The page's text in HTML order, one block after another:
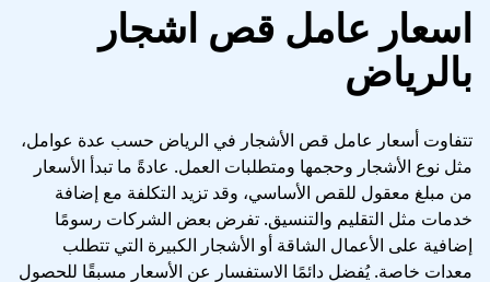
اسعار عامل قص اشجار
بالرياض
تتفاوت أسعار عامل قص الأشجار في الرياض حسب عدة عوامل،
مثل نوع الأشجار وحجمها ومتطلبات العمل. عادةً ما تبدأ الأسعار
من مبلغ معقول للقص الأساسي، وقد تزيد التكلفة مع إضافة
خدمات مثل التقليم والتنسيق. تفرض بعض الشركات رسومًا
إضافية على الأعمال الشاقة أو الأشجار الكبيرة التي تتطلب
معدات خاصة. يُفضل دائمًا الاستفسار عن الأسعار مسبقًا للحصول